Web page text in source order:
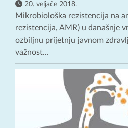
20. veljače 2018.
Mikrobiološka rezistencija na
rezistencija, AMR) u današnje
ozbiljnu prijetnju javnom
važnost...